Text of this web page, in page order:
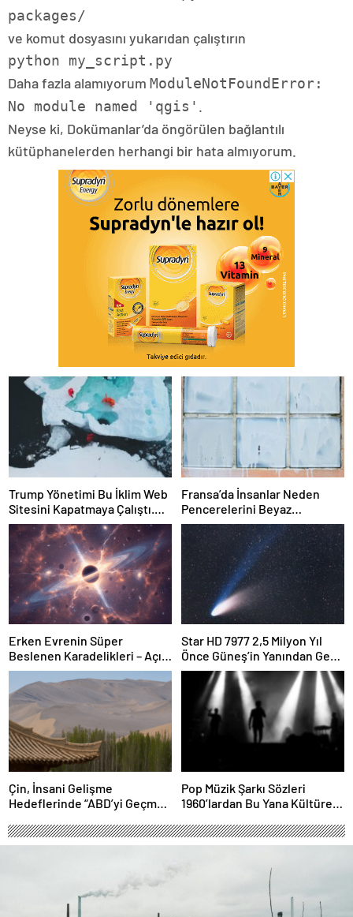
packages/
ve komut dosyasını yukarıdan çalıştırın
python my_script.py
Daha fazla alamıyorum ModuleNotFoundError:
No module named 'qgis'
Neyse ki, Dokümanlar’da öngörülen bağlantılı
kütüphanelerden herhangi bir hata almıyorum.
Trump Yönetimi Bu İklim Web
Sitesini Kapatmaya Çalıştı.
Bilim Adamları Onu Tekrar
Çevrimiçi Hale Getirdi
Fransa’da İnsanlar Neden
Pencerelerini Beyaz
Tebeşirle Boyuyor?
Erken Evrenin Süper
Beslenen Karadelikleri – Açık
Bilim
Star HD 7977 2,5 Milyon Yıl
Önce Güneş’in Yanından Geçti
Ve Bugün Hala Kuyruklu
Yıldızlardaki Rahatsızlığı
Görebiliyoruz
Çin, İnsani Gelişme
Hedeflerinde “ABD’yi Geçme
Pop Müzik Şarkı Sözleri
1960’lardan Bu Yana Kültürel
Açıdan Daha Karanlık Hale
Geldi